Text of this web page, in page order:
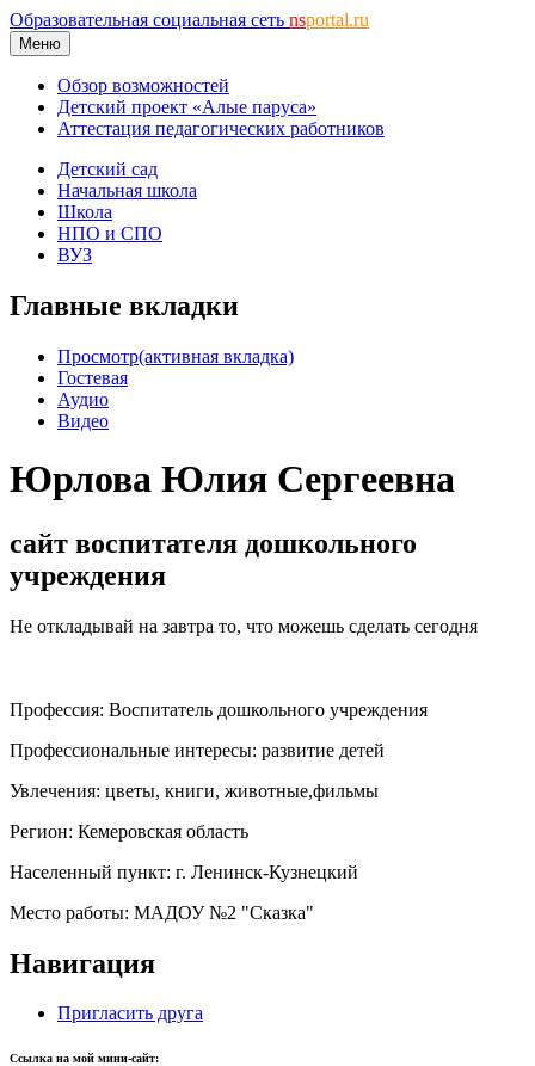
Образовательная социальная сеть nsportal.ru
Меню
Обзор возможностей
Детский проект «Алые паруса»
Аттестация педагогических работников
Детский сад
Начальная школа
Школа
НПО и СПО
ВУЗ
Главные вкладки
Просмотр(активная вкладка)
Гостевая
Аудио
Видео
Юрлова Юлия Сергеевна
сайт воспитателя дошкольного
учреждения
Не откладывай на завтра то, что можешь сделать сегодня
Профессия: Воспитатель дошкольного учреждения
Профессиональные интересы: развитие детей
Увлечения: цветы, книги, животные,фильмы
Регион: Кемеровская область
Населенный пункт: г. Ленинск-Кузнецкий
Место работы: МАДОУ №2 "Сказка"
Навигация
Пригласить друга
Ссылка на мой мини-сайт: